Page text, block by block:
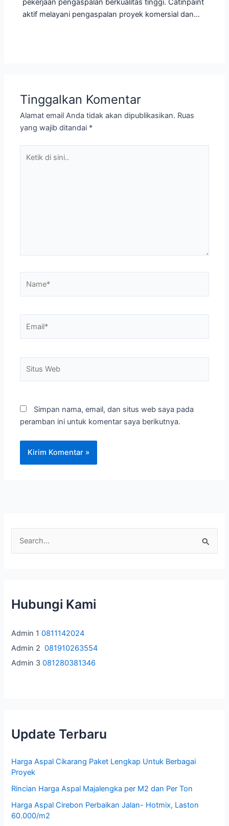
pekerjaan pengaspalan berkualitas tinggi. Catinpaint
aktif melayani pengaspalan proyek komersial dan…
Tinggalkan Komentar
Alamat email Anda tidak akan dipublikasikan. Ruas
yang wajib ditandai *
Simpan nama, email, dan situs web saya pada
peramban ini untuk komentar saya berikutnya.
n
u
k
:
Hubungi Kami
Admin 10811142024
Admin 2 081910263554
Admin 3081280381346
Update Terbaru
Harga Aspal Cikarang Paket Lengkap Untuk Berbagai
Proyek
Rincian Harga Aspal Majalengka per M2 dan Per Ton
Harga Aspal Cirebon Perbaikan Jalan- Hotmix, Laston
60.000/m2